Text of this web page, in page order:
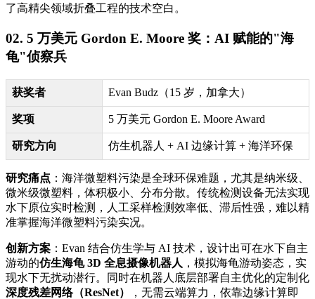
了高精尖领域折叠工程的技术空白。
02. 5 万美元 Gordon E. Moore 奖：AI 赋能的"海
龟"侦察兵
获奖者 Evan Budz（15 岁，加拿大）
奖项 5 万美元 Gordon E. Moore Award
研究方向 仿生机器人 + AI 边缘计算 + 海洋环保
研究痛点 ：海洋微塑料污染是全球环保难题，尤其是纳米级、
微米级微塑料，体积极小、分布分散。传统检测设备无法实现
水下原位实时检测，人工采样检测效率低、滞后性强，难以精
准掌握海洋微塑料污染实况。
创新方案 ：Evan 结合仿生学与 AI 技术，设计出可在水下自主
游动的仿生海龟 3D 全息摄像机器人 ，模拟海龟游动姿态，实
现水下无扰动潜行。同时在机器人底层部署自主优化的定制化
深度残差网络（ResNet）
，无需云端算力，依靠边缘计算即